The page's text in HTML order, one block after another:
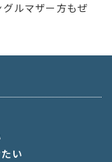
ルマザー方もぜ
い